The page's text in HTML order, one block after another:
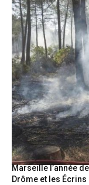
Marseille l’année
Drôme et les